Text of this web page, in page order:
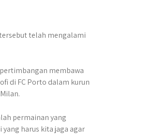
telah mengalami
membawa
di FC Porto dalam kurun
permainan yang
harus kita jaga agar